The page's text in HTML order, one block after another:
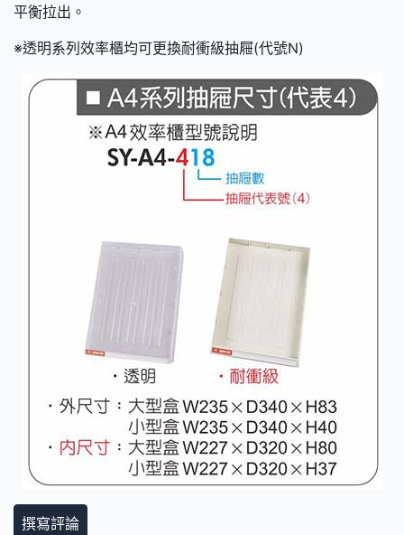
平衡拉出。
※透明系列效率櫃均可更換耐衝級抽屜(代號N)
撰寫評論